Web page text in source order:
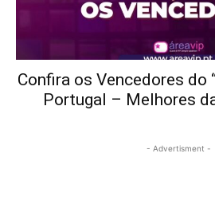
Confira os Vencedores do
Portugal – Melhores
- Advertisment -